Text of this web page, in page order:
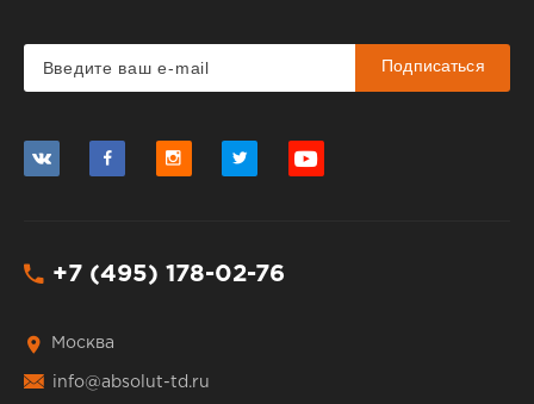
Подписаться
+7 (495) 178-02-76
Москва
info@absolut-td.ru